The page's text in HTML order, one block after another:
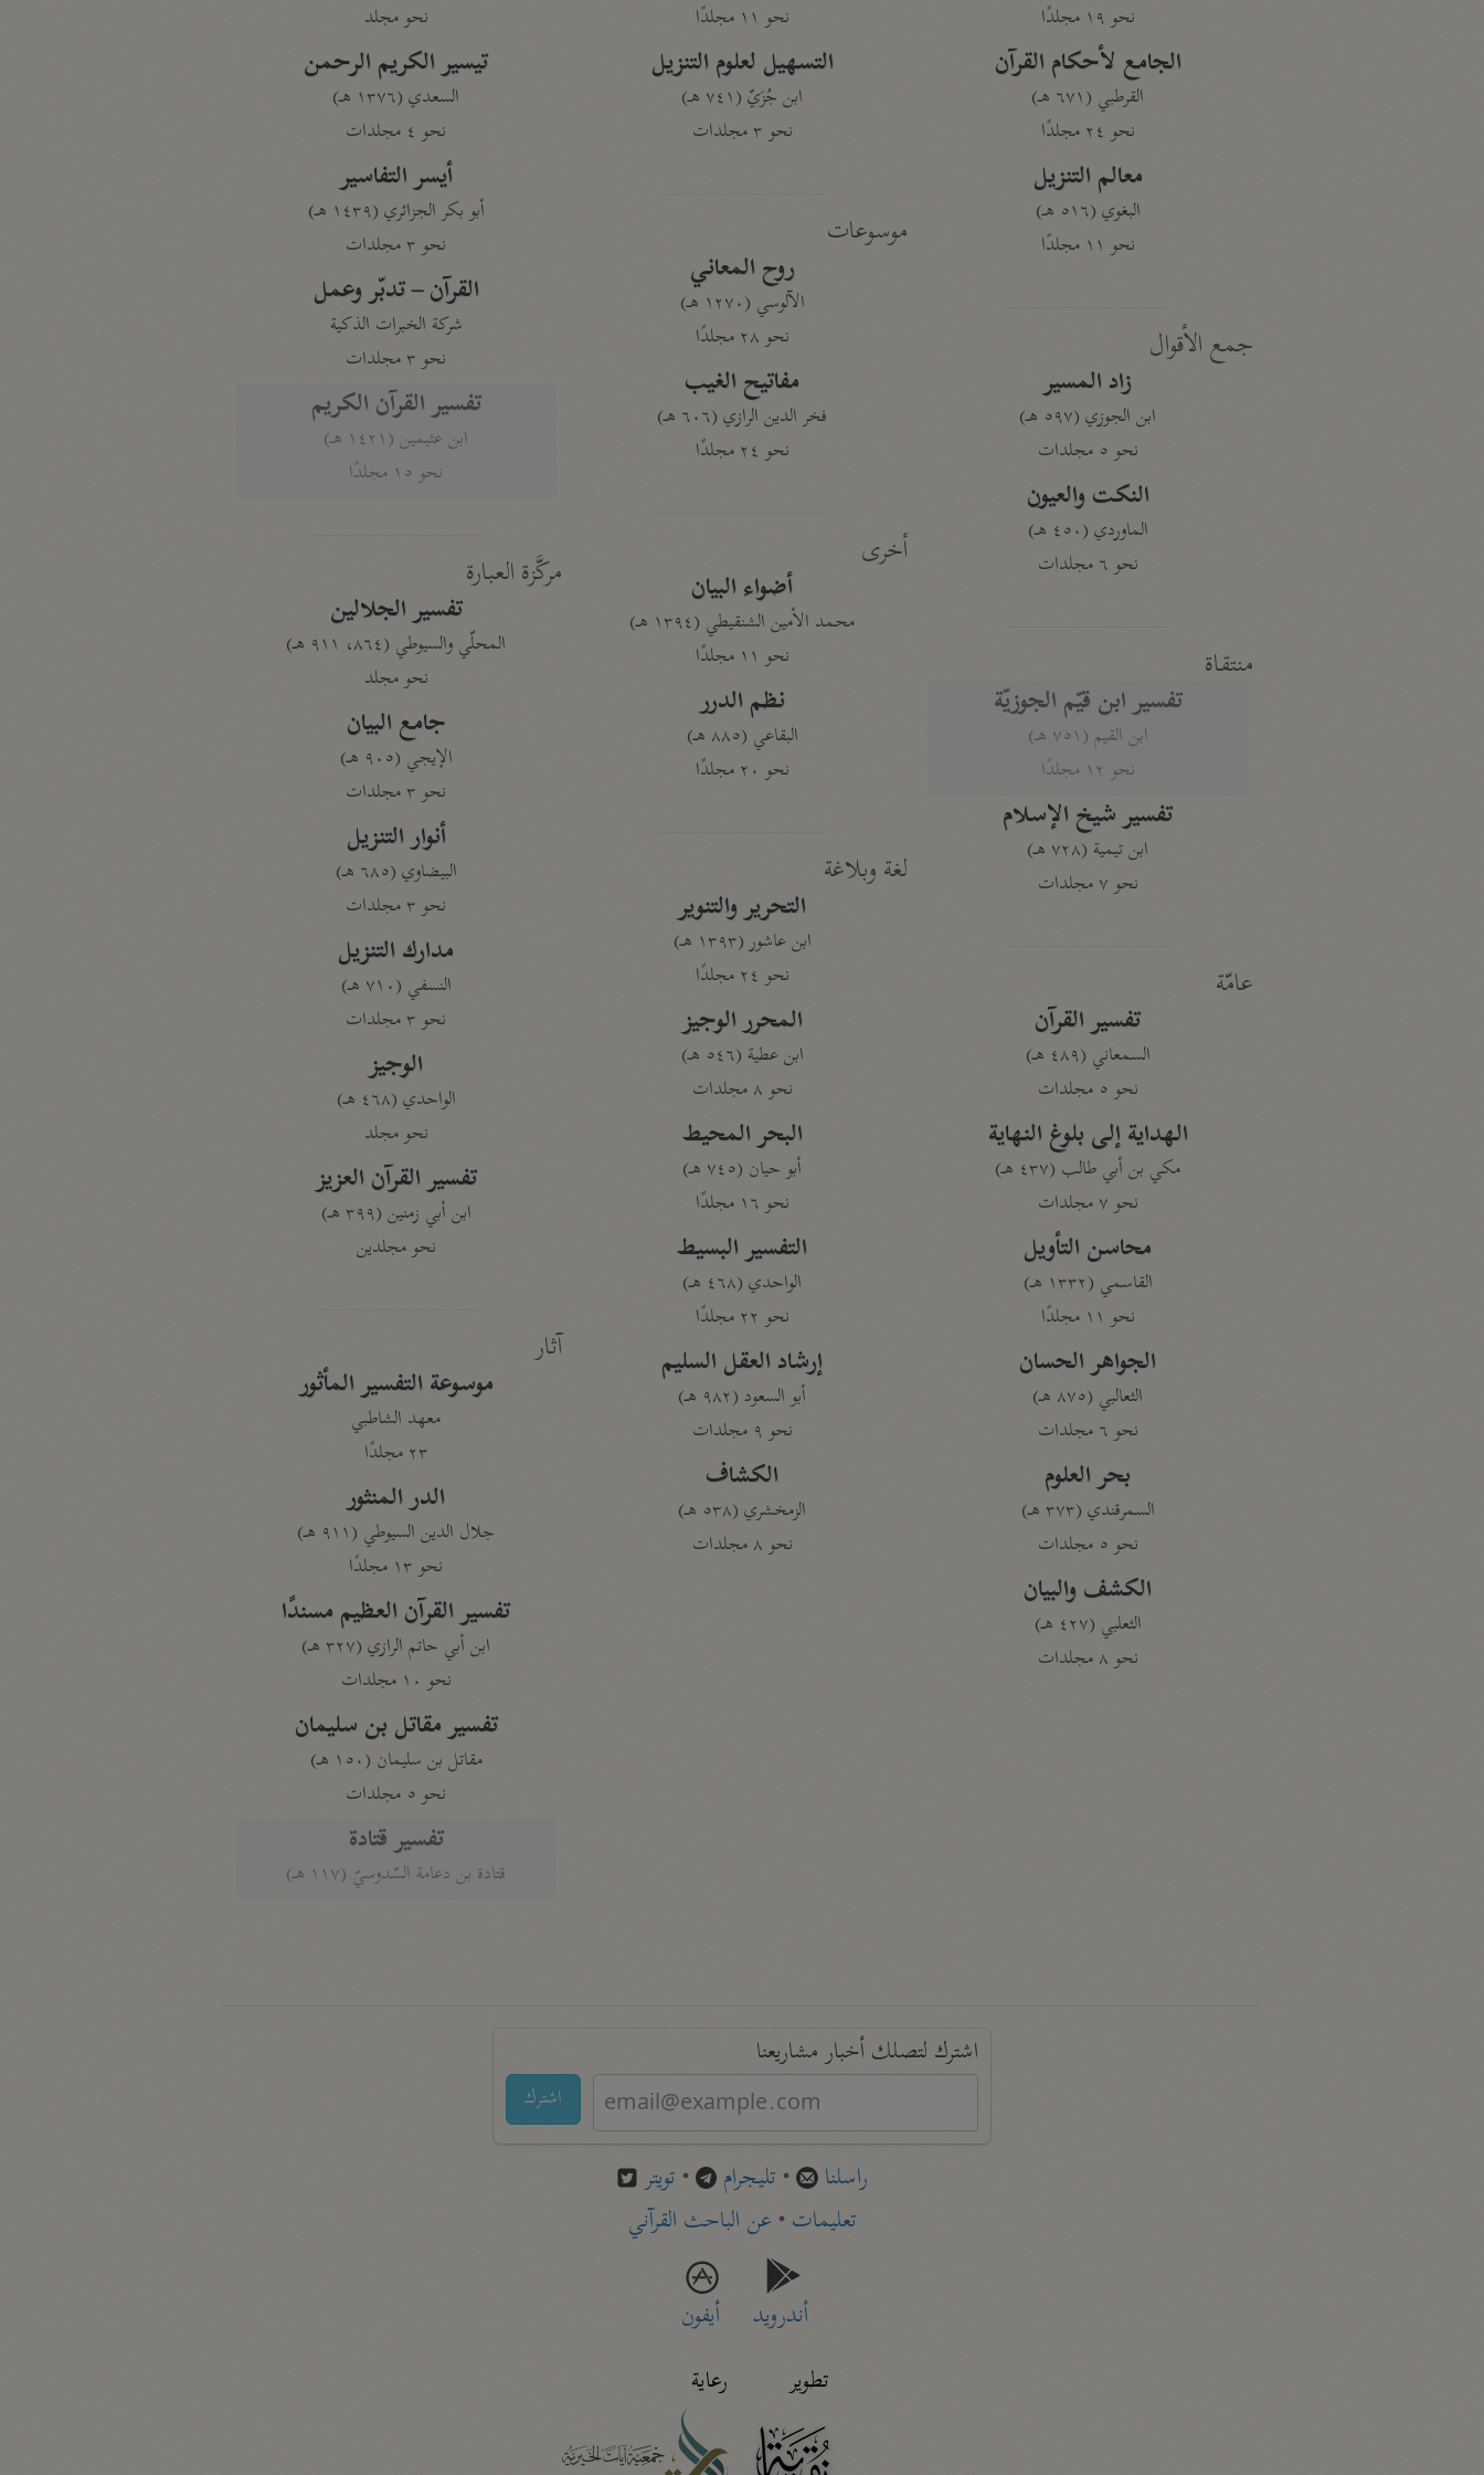
نحو ١٩ مجلدًا
الجامع لأحكام القرآن
القرطبي (٦٧١ هـ)
نحو ٢٤ مجلدًا
معالم التنزيل
البغوي (٥١٦ هـ)
نحو ١١ مجلدًا
جمع الأقوال
زاد المسير
ابن الجوزي (٥٩٧ هـ)
نحو ٥ مجلدات
النكت والعيون
الماوردي (٤٥٠ هـ)
نحو ٦ مجلدات
منتقاة
تفسير ابن قيّم الجوزيّة
ابن القيم (٧٥١ هـ)
نحو ١٢ مجلدًا
تفسير شيخ الإسلام
ابن تيمية (٧٢٨ هـ)
نحو ٧ مجلدات
عامّة
تفسير القرآن
السمعاني (٤٨٩ هـ)
نحو ٥ مجلدات
الهداية إلى بلوغ النهاية
مكي بن أبي طالب (٤٣٧ هـ)
نحو ٧ مجلدات
محاسن التأويل
القاسمي (١٣٣٢ هـ)
نحو ١١ مجلدًا
الجواهر الحسان
الثعالبي (٨٧٥ هـ)
نحو ٦ مجلدات
بحر العلوم
السمرقندي (٣٧٣ هـ)
نحو ٥ مجلدات
الكشف والبيان
الثعلبي (٤٢٧ هـ)
نحو ٨ مجلدات
نحو ١١ مجلدًا
التسهيل لعلوم التنزيل
ابن جُزَيّ (٧٤١ هـ)
نحو ٣ مجلدات
موسوعات
روح المعاني
الآلوسي (١٢٧٠ هـ)
نحو ٢٨ مجلدًا
مفاتيح الغيب
فخر الدين الرازي (٦٠٦ هـ)
نحو ٢٤ مجلدًا
أخرى
أضواء البيان
محمد الأمين الشنقيطي (١٣٩٤ هـ)
نحو ١١ مجلدًا
نظم الدرر
البقاعي (٨٨٥ هـ)
نحو ٢٠ مجلدًا
لغة وبلاغة
التحرير والتنوير
ابن عاشور (١٣٩٣ هـ)
نحو ٢٤ مجلدًا
المحرر الوجيز
ابن عطية (٥٤٦ هـ)
نحو ٨ مجلدات
البحر المحيط
أبو حيان (٧٤٥ هـ)
نحو ١٦ مجلدًا
التفسير البسيط
الواحدي (٤٦٨ هـ)
نحو ٢٢ مجلدًا
إرشاد العقل السليم
أبو السعود (٩٨٢ هـ)
نحو ٩ مجلدات
الكشاف
الزمخشري (٥٣٨ هـ)
نحو ٨ مجلدات
نحو مجلد
تيسير الكريم الرحمن
السعدي (١٣٧٦ هـ)
نحو ٤ مجلدات
أيسر التفاسير
أبو بكر الجزائري (١٤٣٩ هـ)
نحو ٣ مجلدات
القرآن – تدبّر وعمل
شركة الخبرات الذكية
نحو ٣ مجلدات
تفسير القرآن الكريم
ابن عثيمين (١٤٢١ هـ)
نحو ١٥ مجلدًا
مركَّزة العبارة
تفسير الجلالين
المحلّي والسيوطي (٨٦٤، ٩١١ هـ)
نحو مجلد
جامع البيان
الإيجي (٩٠٥ هـ)
نحو ٣ مجلدات
أنوار التنزيل
البيضاوي (٦٨٥ هـ)
نحو ٣ مجلدات
مدارك التنزيل
النسفي (٧١٠ هـ)
نحو ٣ مجلدات
الوجيز
الواحدي (٤٦٨ هـ)
نحو مجلد
تفسير القرآن العزيز
ابن أبي زمنين (٣٩٩ هـ)
نحو مجلدين
آثار
موسوعة التفسير المأثور
معهد الشاطبي
٢٣ مجلدًا
الدر المنثور
جلال الدين السيوطي (٩١١ هـ)
نحو ١٣ مجلدًا
تفسير القرآن العظيم مسندًا
ابن أبي حاتم الرازي (٣٢٧ هـ)
نحو ١٠ مجلدات
تفسير مقاتل بن سليمان
مقاتل بن سليمان (١٥٠ هـ)
نحو ٥ مجلدات
تفسير قتادة
قتادة بن دعامة السّدوسيّ (١١٧ هـ)
اشترك لتصلك أخبار مشاريعنا
اشترك
راسلنا • تليجرام • تويتر
تعليمات• عن الباحث القرآني
أندرويد
أيفون
تطوير
رعاية